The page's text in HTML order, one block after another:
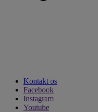
Kontakt os
Facebook
Instagram
Youtube